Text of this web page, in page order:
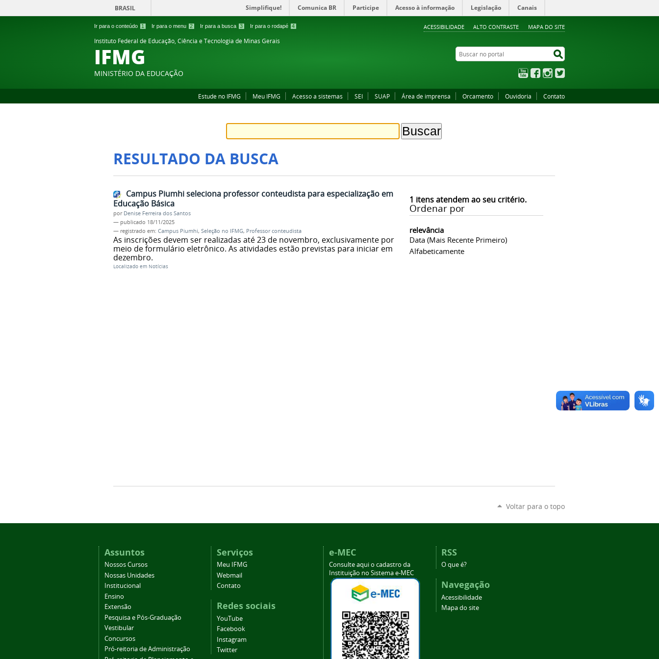
Ir para o conteúdo 1 Ir para o menu 2 Ir para a busca 3 Ir para o rodapé 4 ACESSIBILIDADE ALTO CONTRASTE MAPA DO SITE
BRASIL Simplifique! Comunica BR Participe Acesso à informação Legislação Canais
Instituto Federal de Educação, Ciência e Tecnologia de Minas Gerais
IFMG
MINISTÉRIO DA EDUCAÇÃO
Buscar no portal
YouTubeFacebookInstagram
Estude no IFMG Meu IFMG Acesso a sistemas SEI SUAP Área de imprensa Orcamento Ouvidoria Contato
RESULTADO DA BUSCA
1 itens atendem ao seu critério.
Ordenar por
relevância
Data (mais Recente Primeiro)
Alfabeticamente
Campus Piumhi seleciona professor conteudista para especialização em
Educação Básica
por Denise Ferreira dos Santos
— publicado 18/11/2025
— registrado em: Campus Piumhi, Seleção no IFMG, Professor conteudista
As inscrições devem ser realizadas até 23 de novembro, exclusivamente por
meio de formulário eletrônico. As atividades estão previstas para iniciar em
dezembro.
Localizado em Notícias
Voltar para o topo
Assuntos
Nossos Cursos
Nossas Unidades
Institucional
Ensino
Extensão
Pesquisa e Pós-Graduação
Vestibular
Concursos
Pró-reitoria de Administração
Serviços
Meu IFMG
Webmail
Contato
Redes sociais
YouTube
Facebook
Instagram
Twitter
e-MEC
Consulte aqui o cadastro da
Instituição no Sistema e-MEC
RSS
O que é?
Navegação
Acessibilidade
Mapa do site